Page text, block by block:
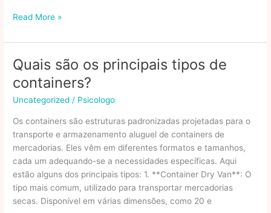
Tudo
IPTV:
o
que
é,
funciona
e
quais
são
as
suas
vantagens
Read More »
Quais são os principais tipos de
containers?
Uncategorized / Psicologo
Os containers são estruturas padronizadas projetadas para o
transporte e armazenamento aluguel de containers de
mercadorias. Eles vêm em diferentes formatos e tamanhos,
cada um adequando-se a necessidades específicas. Aqui
estão alguns dos principais tipos: 1. **Container Dry Van**: O
tipo mais comum, utilizado para transportar mercadorias
secas. Disponível em várias dimensões, como 20 e